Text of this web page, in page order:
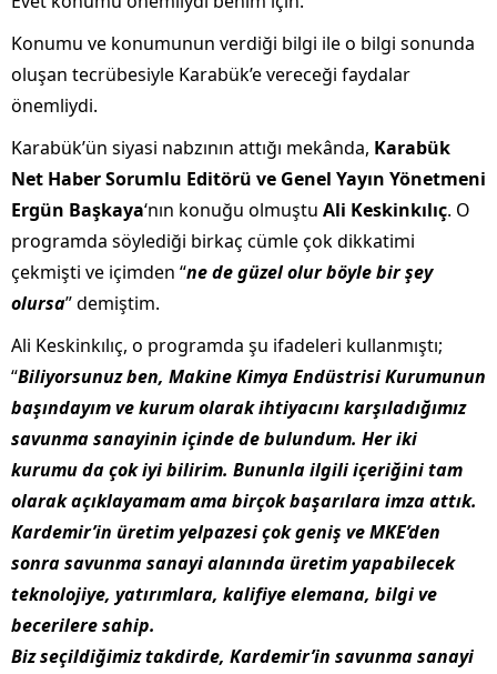
Konumu ve konumunun verdiği bilgi ile o bilgi sonunda
oluşan tecrübesiyle Karabük’e vereceği faydalar
önemliydi.
Karabük’ün siyasi nabzının attığı mekânda, Karabük
Net Haber Sorumlu Editörü ve Genel Yayın Yönetmeni
Ergün Başkaya‘nın konuğu olmuştu Ali Keskinkılıç. O
programda söylediği birkaç cümle çok dikkatimi
çekmişti ve içimden “ne de güzel olur böyle bir şey
olursa” demiştim.
Ali Keskinkılıç, o programda şu ifadeleri kullanmıştı;
“Biliyorsunuz ben, Makine Kimya Endüstrisi Kurumunun
başındayım ve kurum olarak ihtiyacını karşıladığımız
savunma sanayinin içinde de bulundum. Her iki
kurumu da çok iyi bilirim. Bununla ilgili içeriğini tam
olarak açıklayamam ama birçok başarılara imza attık.
Kardemir’in üretim yelpazesi çok geniş ve MKE’den
sonra savunma sanayi alanında üretim yapabilecek
teknolojiye, yatırımlara, kalifiye elemana, bilgi ve
becerilere sahip.
Biz seçildiğimiz takdirde, Kardemir’in savunma sanayi